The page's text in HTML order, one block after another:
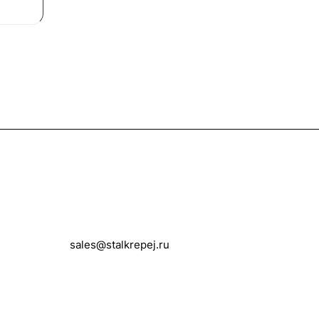
sales@stalkrepej.ru